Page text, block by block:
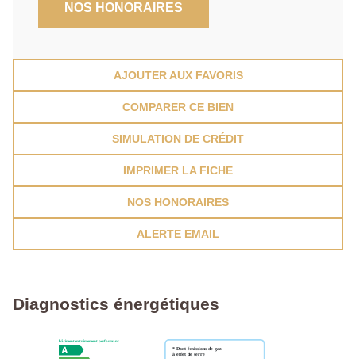
NOS HONORAIRES
AJOUTER AUX FAVORIS
COMPARER CE BIEN
SIMULATION DE CRÉDIT
IMPRIMER LA FICHE
NOS HONORAIRES
ALERTE EMAIL
Diagnostics énergétiques